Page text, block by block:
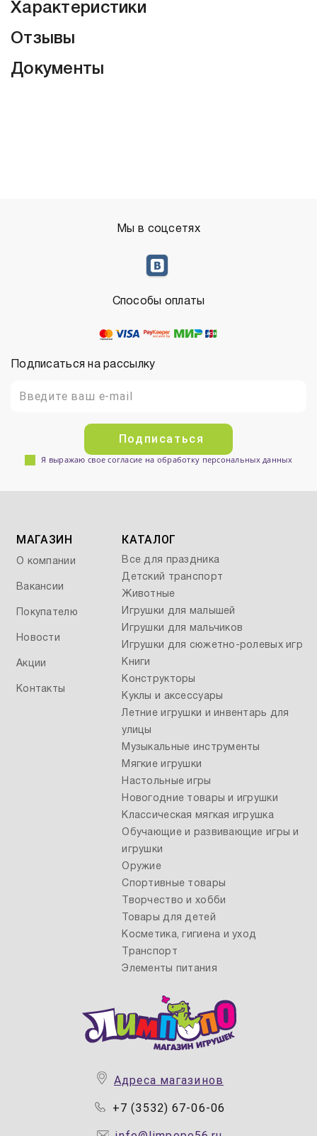
Характеристики
Отзывы
Документы
Мы в соцсетях
Подписаться на рассылку
Подписаться
Я выражаю свое согласие на обработку персональных данных
Способы оплаты
Адреса магазинов
+7 (3532) 67-06-06
МАГАЗИН
О компании
Вакансии
Покупателю
Новости
Акции
Контакты
КАТАЛОГ
Все для праздника
Детский транспорт
Животные
Игрушки для малышей
Игрушки для мальчиков
Игрушки для сюжетно-ролевых игр
Книги
Конструкторы
Куклы и аксессуары
Летние игрушки и инвентарь для
улицы
Музыкальные инструменты
Мягкие игрушки
Настольные игры
Новогодние товары и игрушки
Классическая мягкая игрушка
Обучающие и развивающие игры и
игрушки
Оружие
Спортивные товары
Творчество и хобби
Товары для детей
Косметика, гигиена и уход
Транспорт
Элементы питания